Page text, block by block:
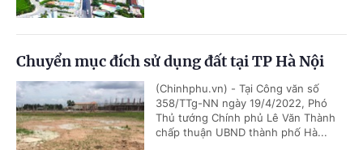
Chuyển mục đích sử dụng đất tại TP Hà Nội
(Chinhphu.vn) - Tại Công văn số
358/TTg-NN ngày 19/4/2022, Phó
Thủ tướng Chính phủ Lê Văn Thành
chấp thuận UBND thành phố Hà...